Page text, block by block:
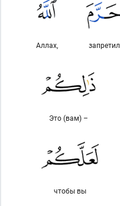
запретил
Аллах,
Это (вам) –
чтобы вы